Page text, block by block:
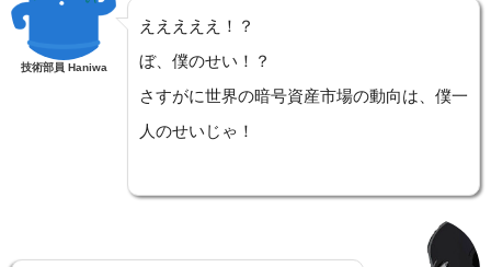
技術部員 Haniwa
えええええ！？
ぼ、僕のせい！？
さすがに世界の暗号資産市場の動向は、僕一
人のせいじゃ！